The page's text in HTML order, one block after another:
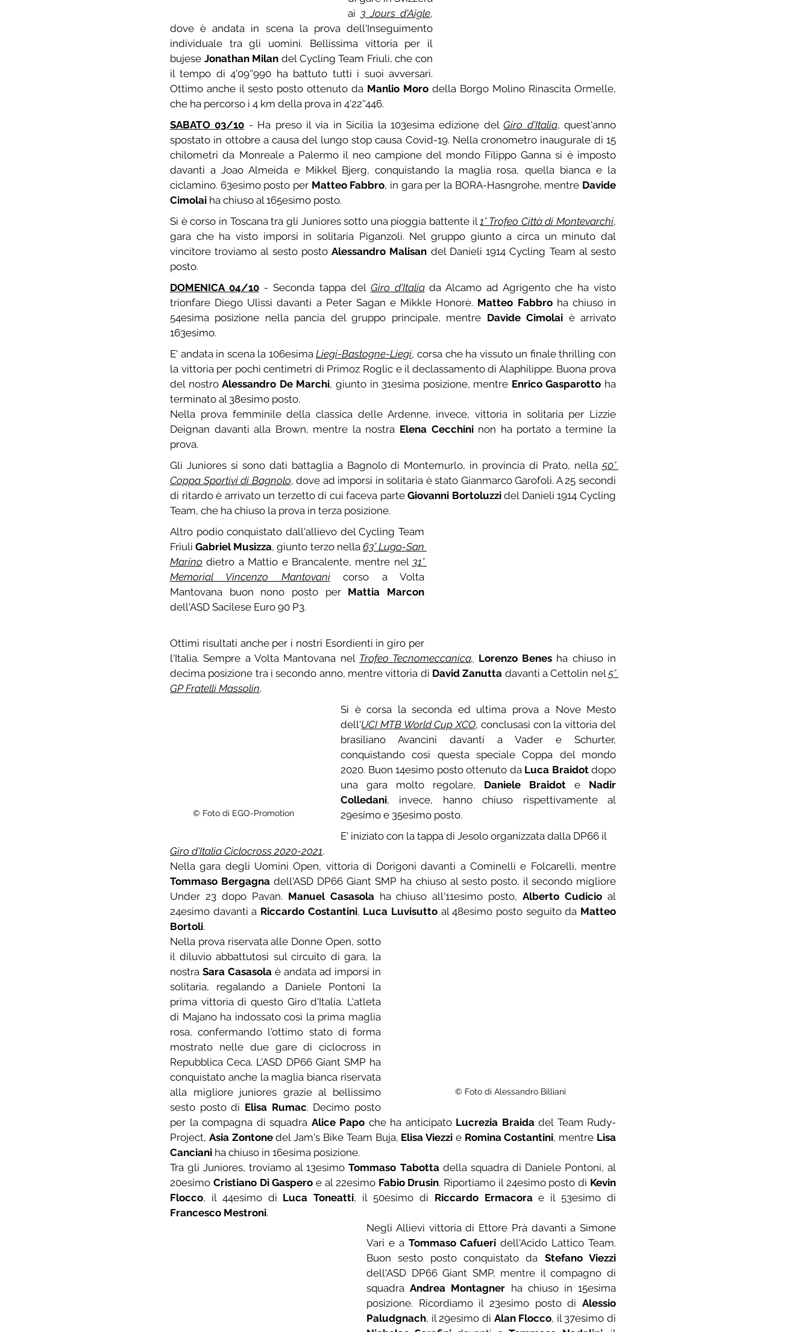
ai 3 Jours d'Aigle,
dove è andata in scena la prova dell'Inseguimento
individuale tra gli uomini. Bellissima vittoria per il
bujese Jonathan Milan del Cycling Team Friuli, che con
il tempo di 4'09''990 ha battuto tutti i suoi avversari.
Ottimo anche il sesto posto ottenuto da Manlio Moro della Borgo Molino Rinascita Ormelle,
che ha percorso i 4 km della prova in 4'22''446.
SABATO 03/10 - Ha preso il via in Sicilia la 103esima edizione del Giro d'Italia, quest'anno
spostato in ottobre a causa del lungo stop causa Covid-19. Nella cronometro inaugurale di 15
chilometri da Monreale a Palermo il neo campione del mondo Filippo Ganna si è imposto
davanti a Joao Almeida e Mikkel Bjerg, conquistando la maglia rosa, quella bianca e la
ciclamino. 63esimo posto per Matteo Fabbro, in gara per la BORA-Hasngrohe, mentre Davide
Cimolai ha chiuso al 165esimo posto.
Si è corso in Toscana tra gli Juniores sotto una pioggia battente il 1° Trofeo Città di Montevarchi,
gara che ha visto imporsi in solitaria Piganzoli. Nel gruppo giunto a circa un minuto dal
vincitore troviamo al sesto posto Alessandro Malisan del Danieli 1914 Cycling Team al sesto
posto.
DOMENICA 04/10 - Seconda tappa del Giro d'Italia da Alcamo ad Agrigento che ha visto
trionfare Diego Ulissi davanti a Peter Sagan e Mikkle Honorè. Matteo Fabbro ha chiuso in
54esima posizione nella pancia del gruppo principale, mentre Davide Cimolai è arrivato
163esimo.
E' andata in scena la 106esima Liegi-Bastogne-Liegi, corsa che ha vissuto un finale thrilling con
la vittoria per pochi centimetri di Primoz Roglic e il declassamento di Alaphilippe. Buona prova
del nostro Alessandro De Marchi, giunto in 31esima posizione, mentre Enrico Gasparotto ha
terminato al 38esimo posto.
Nella prova femminile della classica delle Ardenne, invece, vittoria in solitaria per Lizzie
Deignan davanti alla Brown, mentre la nostra Elena Cecchini non ha portato a termine la
prova.
Gli Juniores si sono dati battaglia a Bagnolo di Montemurlo, in provincia di Prato, nella 50°
Coppa Sportivi di Bagnolo, dove ad imporsi in solitaria è stato Gianmarco Garofoli. A 25 secondi
di ritardo è arrivato un terzetto di cui faceva parte Giovanni Bortoluzzi del Danieli 1914 Cycling
Team, che ha chiuso la prova in terza posizione.
Altro podio conquistato dall'allievo del Cycling Team
Friuli Gabriel Musizza, giunto terzo nella 63° Lugo-San
Marino dietro a Mattio e Brancalente, mentre nel 31°
Memorial Vincenzo Mantovani corso a Volta
Mantovana buon nono posto per Mattia Marcon
dell'ASD Sacilese Euro 90 P3.
Ottimi risultati anche per i nostri Esordienti in giro per
l'Italia. Sempre a Volta Mantovana nel Trofeo Tecnomeccanica, Lorenzo Benes ha chiuso in
decima posizione tra i secondo anno, mentre vittoria di David Zanutta davanti a Cettolin nel 5°
GP Fratelli Massolin.
© Foto di EGO-Promotion
Si è corsa la seconda ed ultima prova a Nove Mesto
dell'UCI MTB World Cup XCO, conclusasi con la vittoria del
brasiliano Avancini davanti a Vader e Schurter,
conquistando così questa speciale Coppa del mondo
2020. Buon 14esimo posto ottenuto da Luca Braidot dopo
una gara molto regolare, Daniele Braidot e Nadir
Colledani, invece, hanno chiuso rispettivamente al
29esimo e 35esimo posto.
E' iniziato con la tappa di Jesolo organizzata dalla DP66 il
Giro d'Italia Ciclocross 2020-2021.
Tommaso Bergagna dell'ASD DP66 Giant SMP ha chiuso al sesto posto, il secondo migliore
Under 23 dopo Pavan. Manuel Casasola ha chiuso all'11esimo posto, Alberto Cudicio al
24esimo davanti a Riccardo Costantini, Luca Luvisutto al 48esimo posto seguito da Matteo
Bortoli.
© Foto di Alessandro Billiani
Nella prova riservata alle Donne Open, sotto
il diluvio abbattutosi sul circuito di gara, la
nostra Sara Casasola è andata ad imporsi in
solitaria, regalando a Daniele Pontoni la
prima vittoria di questo Giro d'Italia. L'atleta
di Majano ha indossato così la prima maglia
rosa, confermando l'ottimo stato di forma
mostrato nelle due gare di ciclocross in
Repubblica Ceca. L'ASD DP66 Giant SMP ha
conquistato anche la maglia bianca riservata
alla migliore juniores grazie al bellissimo
sesto posto di Elisa Rumac. Decimo posto
per la compagna di squadra Alice Papo che ha anticipato Lucrezia Braida del Team Rudy-
Project, Asia Zontone del Jam's Bike Team Buja, Elisa Viezzi e Romina Costantini, mentre Lisa
Canciani ha chiuso in 16esima posizione.
Tra gli Juniores, troviamo al 13esimo Tommaso Tabotta della squadra di Daniele Pontoni, al
20esimo Cristiano Di Gaspero e al 22esimo Fabio Drusin. Riportiamo il 24esimo posto di Kevin
Flocco, il 44esimo di Luca Toneatti, il 50esimo di Riccardo Ermacora
Francesco Mestroni.
Negli Allievi vittoria di Ettore Prà davanti a Simone
Vari e a Tommaso Cafueri dell'Acido Lattico Team.
Buon sesto posto conquistato da Stefano Viezzi
dell'ASD DP66 Giant SMP, mentre il compagno di
squadra Andrea Montagner ha chiuso in 15esima
posizione. Ricordiamo il 23esimo posto di Alessio
Paludgnach, il 29esimo di Alan Flocco